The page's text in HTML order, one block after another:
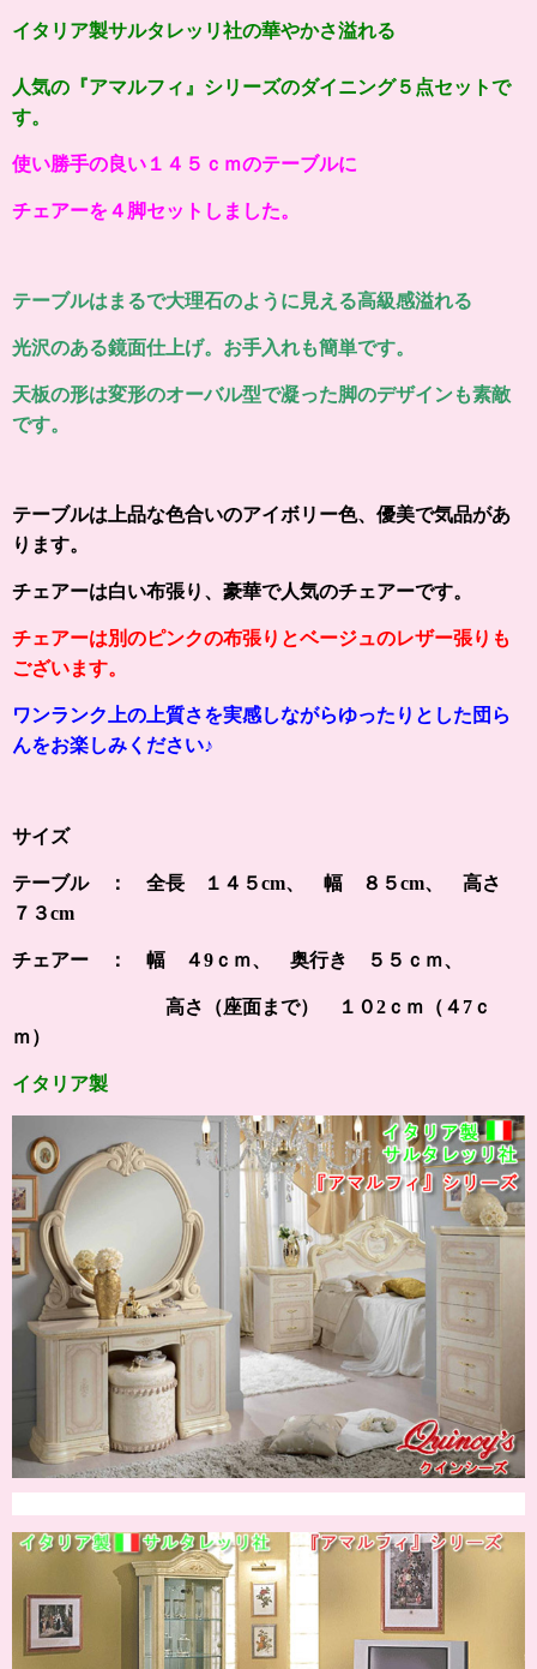
イタリア製サルタレッリ社の華やかさ溢れる
人気の『アマルフィ』シリーズのダイニング５点セットで
す。
使い勝手の良い１４５ｃｍのテーブルに
チェアーを４脚セットしました。
テーブルはまるで大理石のように見える高級感溢れる
光沢のある鏡面仕上げ。お手入れも簡単です。
天板の形は変形のオーバル型で凝った脚のデザインも素敵
です。
テーブルは上品な色合いのアイボリー色、優美で気品があ
ります。
チェアーは白い布張り、豪華で人気のチェアーです。
チェアーは別のピンクの布張りとベージュのレザー張りも
ございます。
ワンランク上の上質さを実感しながらゆったりとした団ら
んをお楽しみください♪
サイズ
テーブル ： 全長 １４５cm、 幅 ８５cm、 高さ
７３cm
チェアー ： 幅 ４9ｃｍ、 奥行き ５５ｃｍ、
高さ（座面まで） １０2ｃｍ（４7ｃ
ｍ）
イタリア製